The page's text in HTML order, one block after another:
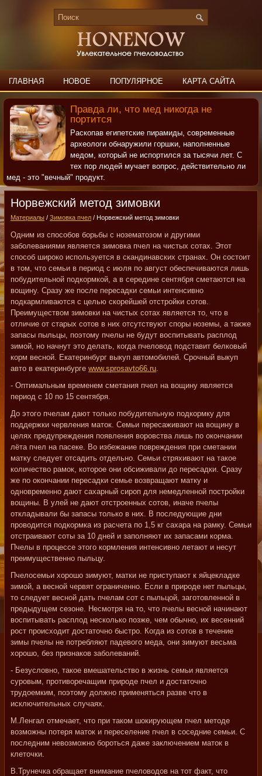
ГЛАВНАЯ НОВОЕ ПОПУЛЯРНОЕ КАРТА САЙТА
ПОИСК КОНТАКТЫ
Правда ли, что мед никогда не
портится
Раскопав египетские пирамиды, современные
археологи обнаружили горшки, наполненные
медом, который не испортился за тысячи лет. С
тех пор людей мучает вопрос, действительно ли
мед - это "вечный" продукт.
Норвежский метод зимовки
Материалы / Зимовка пчел / Норвежский метод зимовки
Одним из способов борьбы с нозематозом и другими
заболеваниями является зимовка пчел на чистых сотах. Этот
способ широко используется в скандинавских странах. Он состоит
в том, что семьи в период с июля по август обеспечиваются лишь
побудительной подкормкой, а в середине сентября сметаются на
вощину. Сразу же после пересадки семьи интенсивно
подкармливаются с целью скорейшей отстройки сотов.
Преимуществом зимовки на чистых сотах является то, что в
отличие от старых сотов в них отсутствуют споры ноземы, а также
запасы пыльцы, поэтому пчелы не будут воспитывать расплод
зимой, но начнут это делать, когда пчеловод подставит белковый
корм весной. Екатеринбург выкуп автомобилей. Срочный выкуп
авто в екатеринбурге www.sprosavto66.ru.
- Оптимальным временем сметания пчел на вощину является
период с 10 по 15 сентября.
До этого пчелам дают только побудительную подкормку для
поддержки червления маток. Семьи пересаживают на вощину в
целях предупреждения появления воровства лишь по окончании
лёта пчел на пасеке. Во избежание повреждения при сметании
матку следует отсадить отдельно. Семьи стряхивают на такое
количество рамок, которое они обсиживали до пересадки. Сразу
же по окончании пересадки семье возвращают матку и
одновременно дают сахарный сироп для немедленной постройки
вощины. В улей не дают отстроенных сотов, иначе пчелы
откладывали бы запасы только в них. В последующие дни
проводится подкормка из расчета по 1,5 кг сахара на рамку. Семьи
отстраивают соты за 10 дней и заполняют их запасами корма.
Пчелы в процессе этого кормления интенсивно летают и несут
преимущественно пыльцу.
Пчелосемьи хорошо зимуют, матки не приступают к яйцекладке
зимой, а весной червят ограниченно. Если в природе нет пыльцы,
то следует весной дать пчелам сот с пыльцой, заготовленной в
предыдущем сезоне. Несмотря на то, что пчелы весной начинают
воспитывать расплод несколько позже, чем обычно, их весенний
рост происходит достаточно быстро. Когда из сотов в течение
зимы пчелы не потребляют падевого меда, они зимуют весьма
хорошо, без признаков заболеваний.
- Безусловно, такое вмешательство в жизнь семьи является
суровым, противоречащим природе пчел и достаточно
трудоемким, поэтому должно применяться разве что в
исключительных случаях.
М.Ленгал отмечает, что при таком шокирующем пчел методе
возможны потеря маток и переселение пчел в соседние семьи. С
последним невозможно бороться даже заключением маток в
клеточки.
В.Трунечка обращает внимание пчеловодов на тот факт, что